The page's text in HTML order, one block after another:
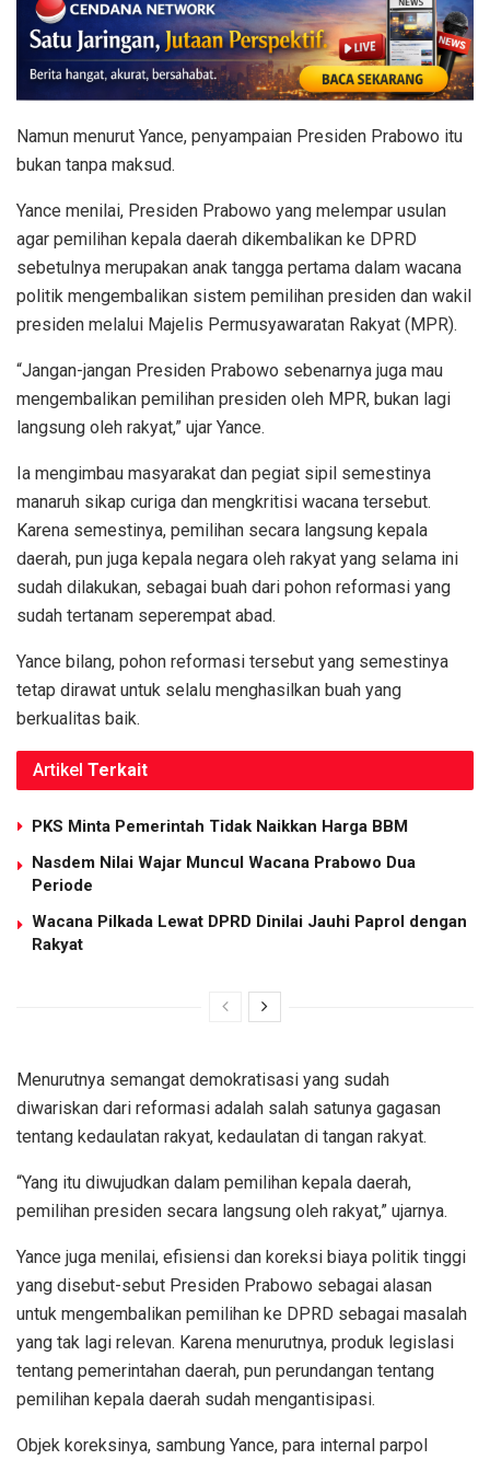
Namun menurut Yance, penyampaian Presiden Prabowo itu
bukan tanpa maksud.
Yance menilai, Presiden Prabowo yang melempar usulan
agar pemilihan kepala daerah dikembalikan ke DPRD
sebetulnya merupakan anak tangga pertama dalam wacana
politik mengembalikan sistem pemilihan presiden dan wakil
presiden melalui Majelis Permusyawaratan Rakyat (MPR).
“Jangan-jangan Presiden Prabowo sebenarnya juga mau
mengembalikan pemilihan presiden oleh MPR, bukan lagi
langsung oleh rakyat,” ujar Yance.
Ia mengimbau masyarakat dan pegiat sipil semestinya
manaruh sikap curiga dan mengkritisi wacana tersebut.
Karena semestinya, pemilihan secara langsung kepala
daerah, pun juga kepala negara oleh rakyat yang selama ini
sudah dilakukan, sebagai buah dari pohon reformasi yang
sudah tertanam seperempat abad.
Yance bilang, pohon reformasi tersebut yang semestinya
tetap dirawat untuk selalu menghasilkan buah yang
berkualitas baik.
Artikel Terkait
PKS Minta Pemerintah Tidak Naikkan Harga BBM
Nasdem Nilai Wajar Muncul Wacana Prabowo Dua
Periode
Wacana Pilkada Lewat DPRD Dinilai Jauhi Paprol dengan
Rakyat
Menurutnya semangat demokratisasi yang sudah
diwariskan dari reformasi adalah salah satunya gagasan
tentang kedaulatan rakyat, kedaulatan di tangan rakyat.
“Yang itu diwujudkan dalam pemilihan kepala daerah,
pemilihan presiden secara langsung oleh rakyat,” ujarnya.
Yance juga menilai, efisiensi dan koreksi biaya politik tinggi
yang disebut-sebut Presiden Prabowo sebagai alasan
untuk mengembalikan pemilihan ke DPRD sebagai masalah
yang tak lagi relevan. Karena menurutnya, produk legislasi
tentang pemerintahan daerah, pun perundangan tentang
pemilihan kepala daerah sudah mengantisipasi.
Objek koreksinya, sambung Yance, para internal parpol